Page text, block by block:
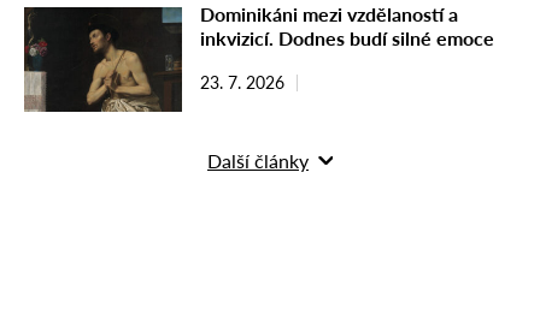
Dominikáni mezi vzdělaností a
inkvizicí. Dodnes budí silné emoce
23. 7. 2026
Další články